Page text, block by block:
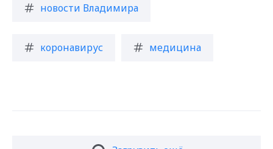
новости Владимира
коронавирус медицина